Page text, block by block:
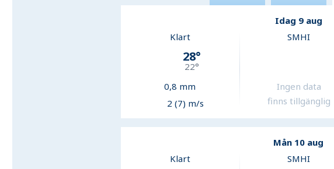
Idag 9 aug
Klart
28°
22°
0,8 mm
2 (7) m/s
SMHI
Ingen data
finns tillgänglig
Mån 10 aug
Klart
SMHI